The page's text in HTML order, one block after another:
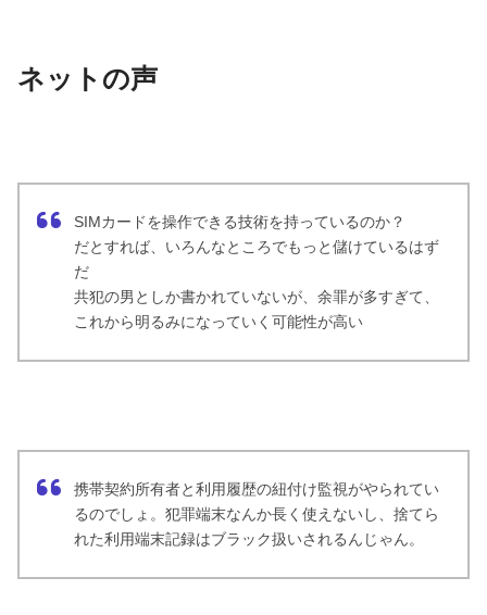
ネットの声
SIMカードを操作できる技術を持っているのか？
だとすれば、いろんなところでもっと儲けているはず
だ
共犯の男としか書かれていないが、余罪が多すぎて、
これから明るみになっていく可能性が高い
携帯契約所有者と利用履歴の紐付け監視がやられてい
るのでしょ。犯罪端末なんか長く使えないし、捨てら
れた利用端末記録はブラック扱いされるんじゃん。